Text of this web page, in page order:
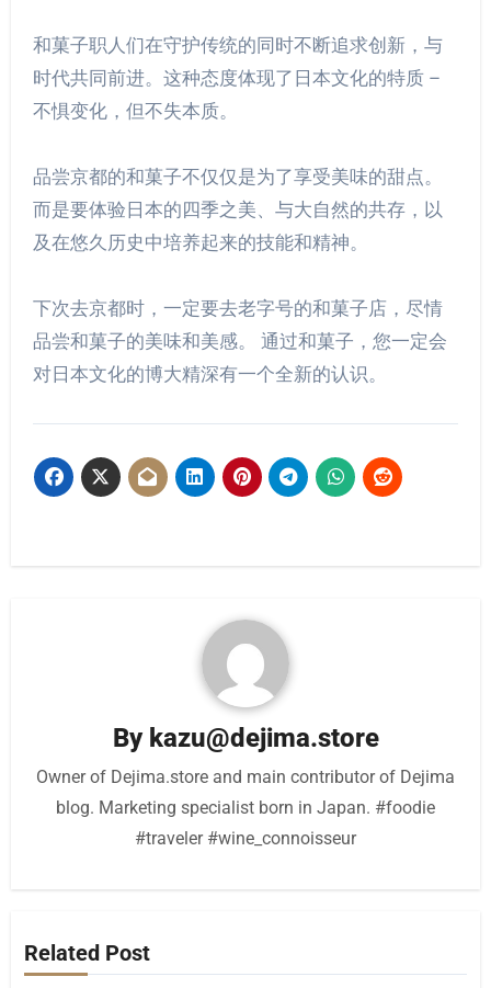
和菓子职人们在守护传统的同时不断追求创新，与
时代共同前进。这种态度体现了日本文化的特质 –
不惧变化，但不失本质。
品尝京都的和菓子不仅仅是为了享受美味的甜点。
而是要体验日本的四季之美、与大自然的共存，以
及在悠久历史中培养起来的技能和精神。
下次去京都时，一定要去老字号的和菓子店，尽情
品尝和菓子的美味和美感。 通过和菓子，您一定会
对日本文化的博大精深有一个全新的认识。
By kazu@dejima.store
Owner of Dejima.store and main contributor of Dejima
blog. Marketing specialist born in Japan. #foodie
#traveler #wine_connoisseur
Related Post